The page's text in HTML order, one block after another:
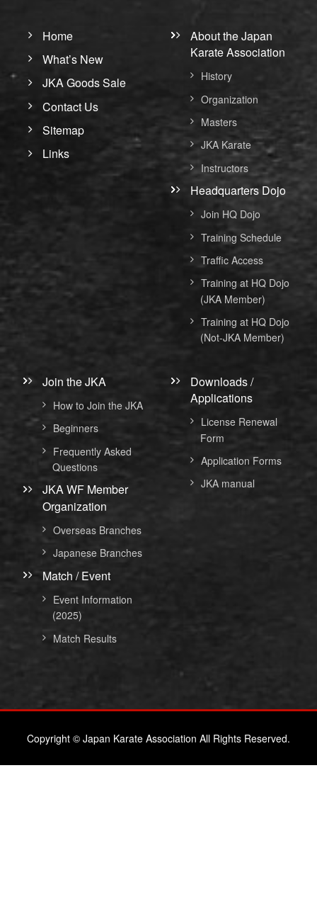
Home
What’s New
JKA Goods Sale
Contact Us
Sitemap
Links
About the Japan
Karate Association
History
Organization
Masters
JKA Karate
Instructors
Headquarters Dojo
Join HQ Dojo
Training Schedule
Traffic Access
Training at HQ Dojo
(JKA Member)
Training at HQ Dojo
(Not-JKA Member)
Join the JKA
How to Join the JKA
Beginners
Frequently Asked
Questions
JKA WF Member
Organization
Overseas Branches
Japanese Branches
Match / Event
Event Information
(2025)
Match Results
Downloads /
Applications
License Renewal
Form
Application Forms
JKA manual
Copyright © Japan Karate Association All Rights Reserved.